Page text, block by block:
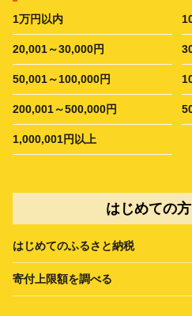
1万円以内
20,001～30,000円
50,001～100,000円
200,001～500,000円
1,000,001円以上
はじめての
はじめてのふるさと納税
寄付上限額を調べる